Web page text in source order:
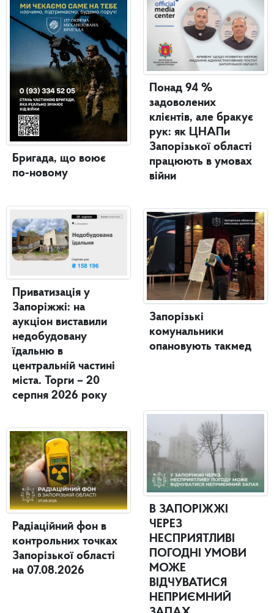
Бригада, що воює
по-новому
Приватизація у
Запоріжжі: на
аукціон виставили
недобудовану
їдальню в
центральній частині
міста. Торги – 20
серпня 2026 року
Радіаційний фон в
контрольних точках
Запорізької області
на 07.08.2026
Понад 94 %
задоволених
клієнтів, але бракує
рук: як ЦНАПи
Запорізької області
працюють в умовах
війни
Запорізькі
комунальники
опановують такмед
В ЗАПОРІЖЖІ
ЧЕРЕЗ
НЕСПРИЯТЛИВІ
ПОГОДНІ УМОВИ
МОЖЕ
ВІДЧУВАТИСЯ
НЕПРИЄМНИЙ